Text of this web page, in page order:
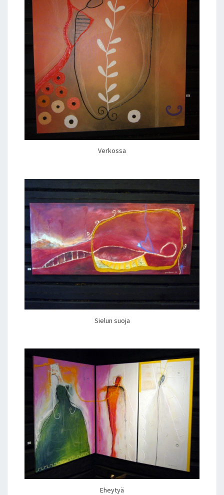
Verkossa
Sielun suoja
Eheytyä